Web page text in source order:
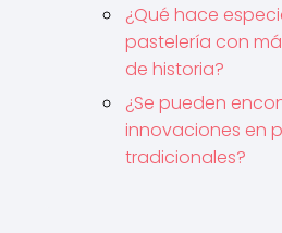
¿Qué hace
pastelería con
de historia?
¿Se pueden
innovaciones en
tradicionales?